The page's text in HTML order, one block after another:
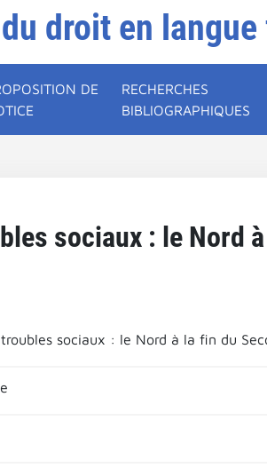
droit en
DE
RECHERCHES
BIBLIOGRAPHIQUES
sociaux : le Nord
sociaux : le Nord à la fin du